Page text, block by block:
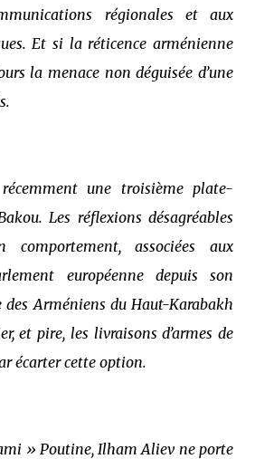
régionales et aux
Et si la réticence arménienne
la menace non déguisée d’une
une troisième plate-
Les réflexions désagréables
associées aux
européenne depuis son
Arméniens du Haut-Karabakh
et pire, les livraisons d’armes de
écarter cette option.
» Poutine, Ilham Aliev ne porte